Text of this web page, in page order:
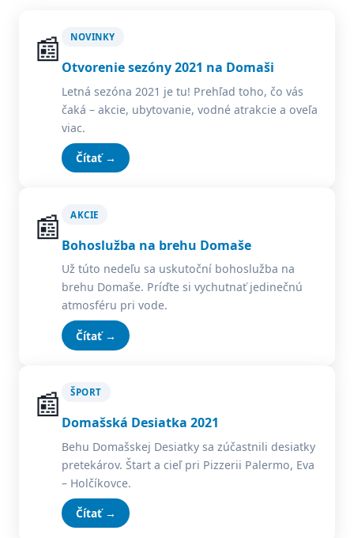
📰 NOVINKY
Otvorenie sezóny 2021 na Domaši
Letná sezóna 2021 je tu! Prehľad toho, čo vás
čaká – akcie, ubytovanie, vodné atrakcie a oveľa
viac.
Čítať →
📰 AKCIE
Bohoslužba na brehu Domaše
Už túto nedeľu sa uskutoční bohoslužba na
brehu Domaše. Príďte si vychutnať jedinečnú
atmosféru pri vode.
Čítať →
📰 ŠPORT
Domašská Desiatka 2021
Behu Domašskej Desiatky sa zúčastnili desiatky
pretekárov. Štart a cieľ pri Pizzerii Palermo, Eva
– Holčíkovce.
Čítať →